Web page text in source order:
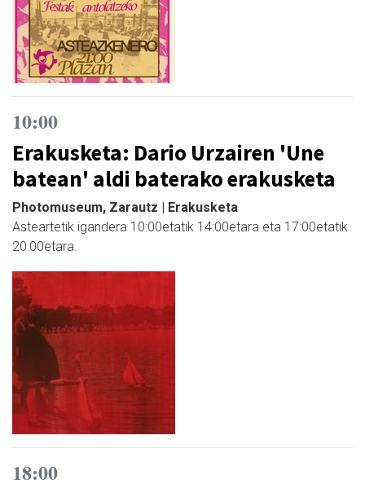
10:00
Erakusketa: Dario Urzairen 'Une
batean' aldi baterako erakusketa
Photomuseum, Zarautz | Erakusketa
Asteartetik igandera 10:00etatik 14:00etara eta 17:00etatik
20:00etara.
18:00